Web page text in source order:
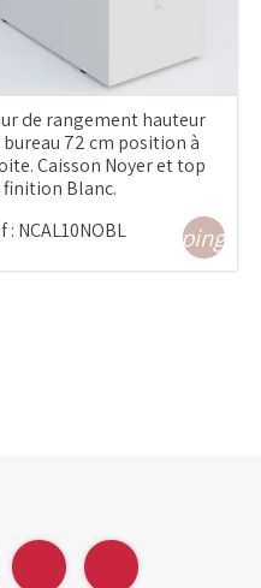
de rangement hauteur
bureau 72 cm position à
Caisson Noyer et top
finition Blanc.
: NCAL10NOBL